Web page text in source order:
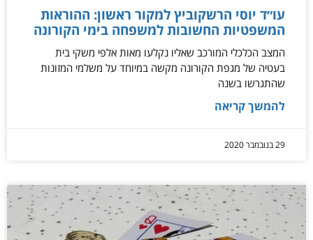
עו״ד יוסי הרשקוביץ למקור ראשון: ההוראות
המשפטיות החשובות למשפחה בימי הקורונה
המצב הכלכלי המורכב שאליו נקלעו מאות אלפי משקי בית
בעטיה של מגפת הקורונה מקשה במיוחד על משלמי המזונות
שהתגרשו בשנה
להמשך קריאה
29 בנובמבר 2020